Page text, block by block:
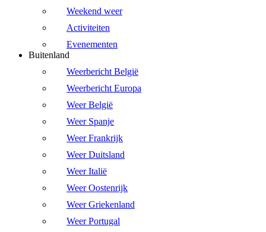
Weekend weer
Activiteiten
Evenementen
Buitenland
Weerbericht België
Weerbericht Europa
Weer België
Weer Spanje
Weer Frankrijk
Weer Duitsland
Weer Italië
Weer Oostenrijk
Weer Griekenland
Weer Portugal